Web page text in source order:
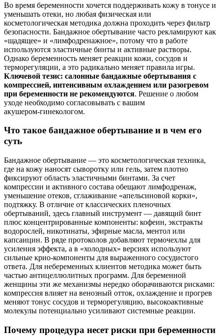
Во время беременности хочется поддерживать кожу в тонусе и
уменьшать отеки, но любая физическая или
косметологическая методика должна проходить через фильтр
безопасности. Бандажное обертывание часто рекламируют как
«щадящее» и «лимфодренажное», потому что в работе
используются эластичные бинты и активные растворы.
Однако беременность меняет реакции кожи, сосудов и
терморегуляции, а это радикально меняет правила игры.
Ключевой тезис: салонные бандажные обертывания с
компрессией, интенсивным охлаждением или разогревом
при беременности не рекомендуются. Решение о любом
уходе необходимо согласовывать с вашим
акушером‑гинекологом.
Что такое бандажное обертывание и в чем его
суть
Бандажное обертывание — это косметологическая техника,
где на кожу наносят сыворотку или гель, затем плотно
фиксируют область эластичными бинтами. За счет
компрессии и активного состава обещают лимфодренаж,
уменьшение отеков, сглаживание «апельсиновой корки»,
подтяжку. В отличие от классических пленочных
обертываний, здесь главный инструмент — давящий бинт
плюс концентрированные компоненты: кофеин, экстракты
водорослей, никотинаты, эфирные масла, ментол или
капсаицин. В ряде протоколов добавляют термочехлы для
усиления эффекта, а в «холодных» версиях используют
сильные крио-компоненты для выраженного сосудистого
ответа. Для небеременных клиентов методика может быть
частью антицеллюлитных программ. Для беременной
женщины эти же механизмы нередко оборачиваются рисками:
компрессия влияет на венозный отток, охлаждение и прогрев
меняют тонус сосудов и терморегуляцию, высокоактивные
молекулы потенциально усиливают системные реакции.
Почему процедура несет риски при беременности